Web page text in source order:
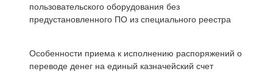
пользовательского оборудования без
предустановленного ПО из специального реестра
Особенности приема к исполнению распоряжений о
переводе денег на единый казначейский счет